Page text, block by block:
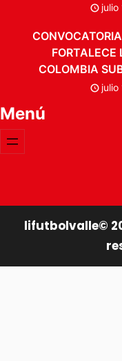
julio
FORTALECE
COLOMBIA
julio
Menú
lifutbolvalle©